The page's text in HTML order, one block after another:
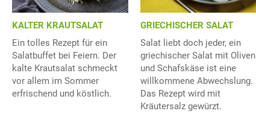
KALTER KRAUTSALAT
Ein tolles Rezept für ein
Salatbuffet bei Feiern. Der
kalte Krautsalat schmeckt
vor allem im Sommer
erfrischend und köstlich.
GRIECHISCHER SALAT
Salat liebt doch jeder, ein
griechischer Salat mit Oliven
und Schafskäse ist eine
willkommene Abwechslung.
Das Rezept wird mit
Kräutersalz gewürzt.